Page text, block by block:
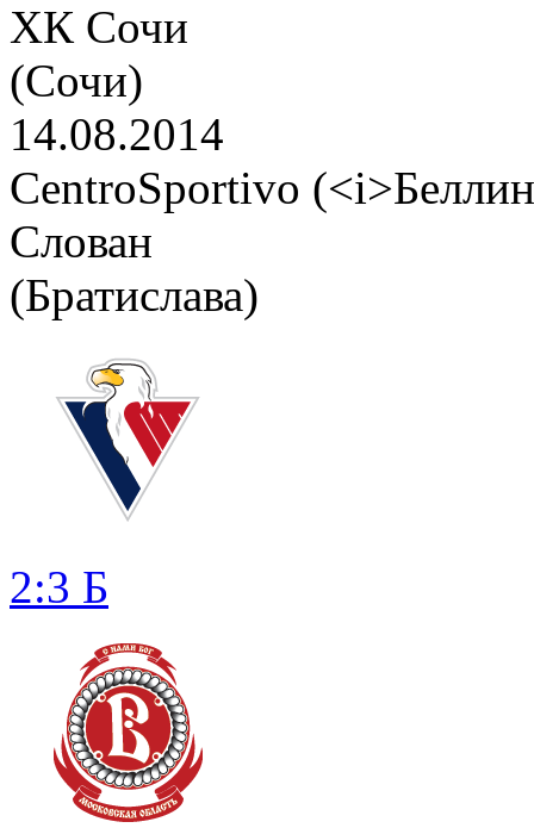
ХК Сочи
(Сочи)
14.08.2014
CentroSportivo
Слован
(Братислава)
2:3 Б